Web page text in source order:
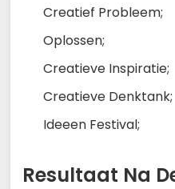
Creatief Probleem;
Oplossen;
Creatieve Inspiratie;
Creatieve Denktank;
Ideeen Festival;
Resultaat Na